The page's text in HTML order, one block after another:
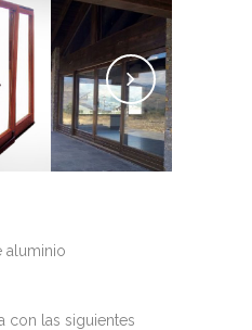
aluminio
con las siguientes